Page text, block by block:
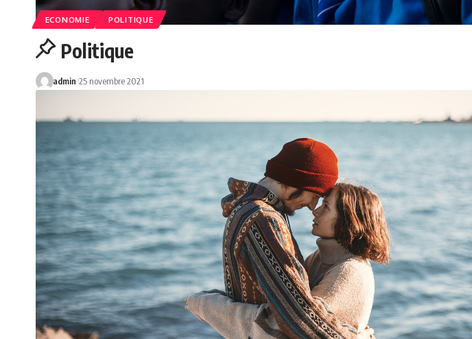
ECONOMIE POLITIQUE
Politique
admin 25 novembre 2021